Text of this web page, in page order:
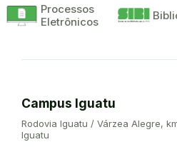
Processos
Eletrônicos
Campus Iguatu
Endereço:
Rodovia Iguatu / Várzea Alegre,
Iguatu